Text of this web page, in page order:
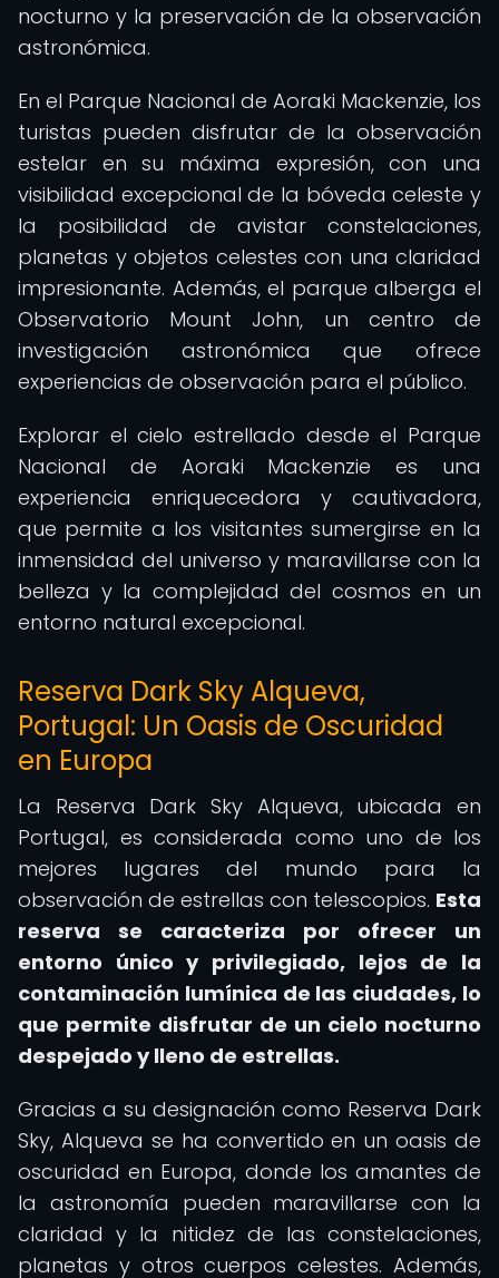
nocturno y la preservación de la observación
astronómica.
En el Parque Nacional de Aoraki Mackenzie, los
turistas pueden disfrutar de la observación
estelar en su máxima expresión, con una
visibilidad excepcional de la bóveda celeste y
la posibilidad de avistar constelaciones,
planetas y objetos celestes con una claridad
impresionante. Además, el parque alberga el
Observatorio Mount John, un centro de
investigación astronómica que ofrece
experiencias de observación para el público.
Explorar el cielo estrellado desde el Parque
Nacional de Aoraki Mackenzie es una
experiencia enriquecedora y cautivadora,
que permite a los visitantes sumergirse en la
inmensidad del universo y maravillarse con la
belleza y la complejidad del cosmos en un
entorno natural excepcional.
Reserva Dark Sky Alqueva,
Portugal: Un Oasis de Oscuridad
en Europa
La Reserva Dark Sky Alqueva, ubicada en
Portugal, es considerada como uno de los
mejores lugares del mundo para la
observación de estrellas con telescopios. Esta
reserva se caracteriza por ofrecer un
entorno único y privilegiado, lejos de la
contaminación lumínica de las ciudades, lo
que permite disfrutar de un cielo nocturno
despejado y lleno de estrellas.
Gracias a su designación como Reserva Dark
Sky, Alqueva se ha convertido en un oasis de
oscuridad en Europa, donde los amantes de
la astronomía pueden maravillarse con la
claridad y la nitidez de las constelaciones,
planetas y otros cuerpos celestes. Además,